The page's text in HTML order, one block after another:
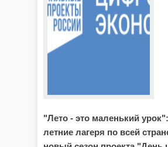
"Лето - это маленький
летние лагеря по всей